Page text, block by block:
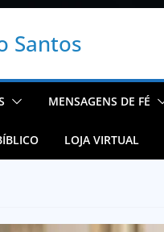
Santos
MENSAGENS DE FÉ
LOJA VIRTUAL